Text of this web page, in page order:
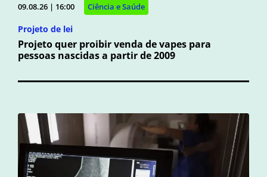
09.08.26 | 16:00 Ciência e Saúde
Projeto de lei
Projeto quer proibir venda de vapes para
pessoas nascidas a partir de 2009